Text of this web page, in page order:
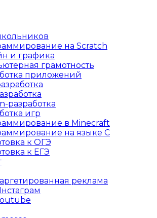
на Scratch
и графика
грамотность
приложений
разработка
игр
в Minecraft
на языке C
к ОГЭ
к ЕГЭ
реклама